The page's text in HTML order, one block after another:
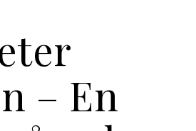
– En